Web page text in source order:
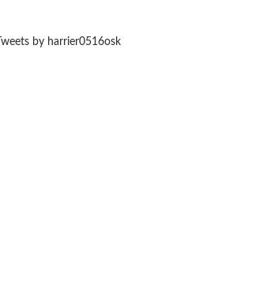
Tweets by harrier0516osk